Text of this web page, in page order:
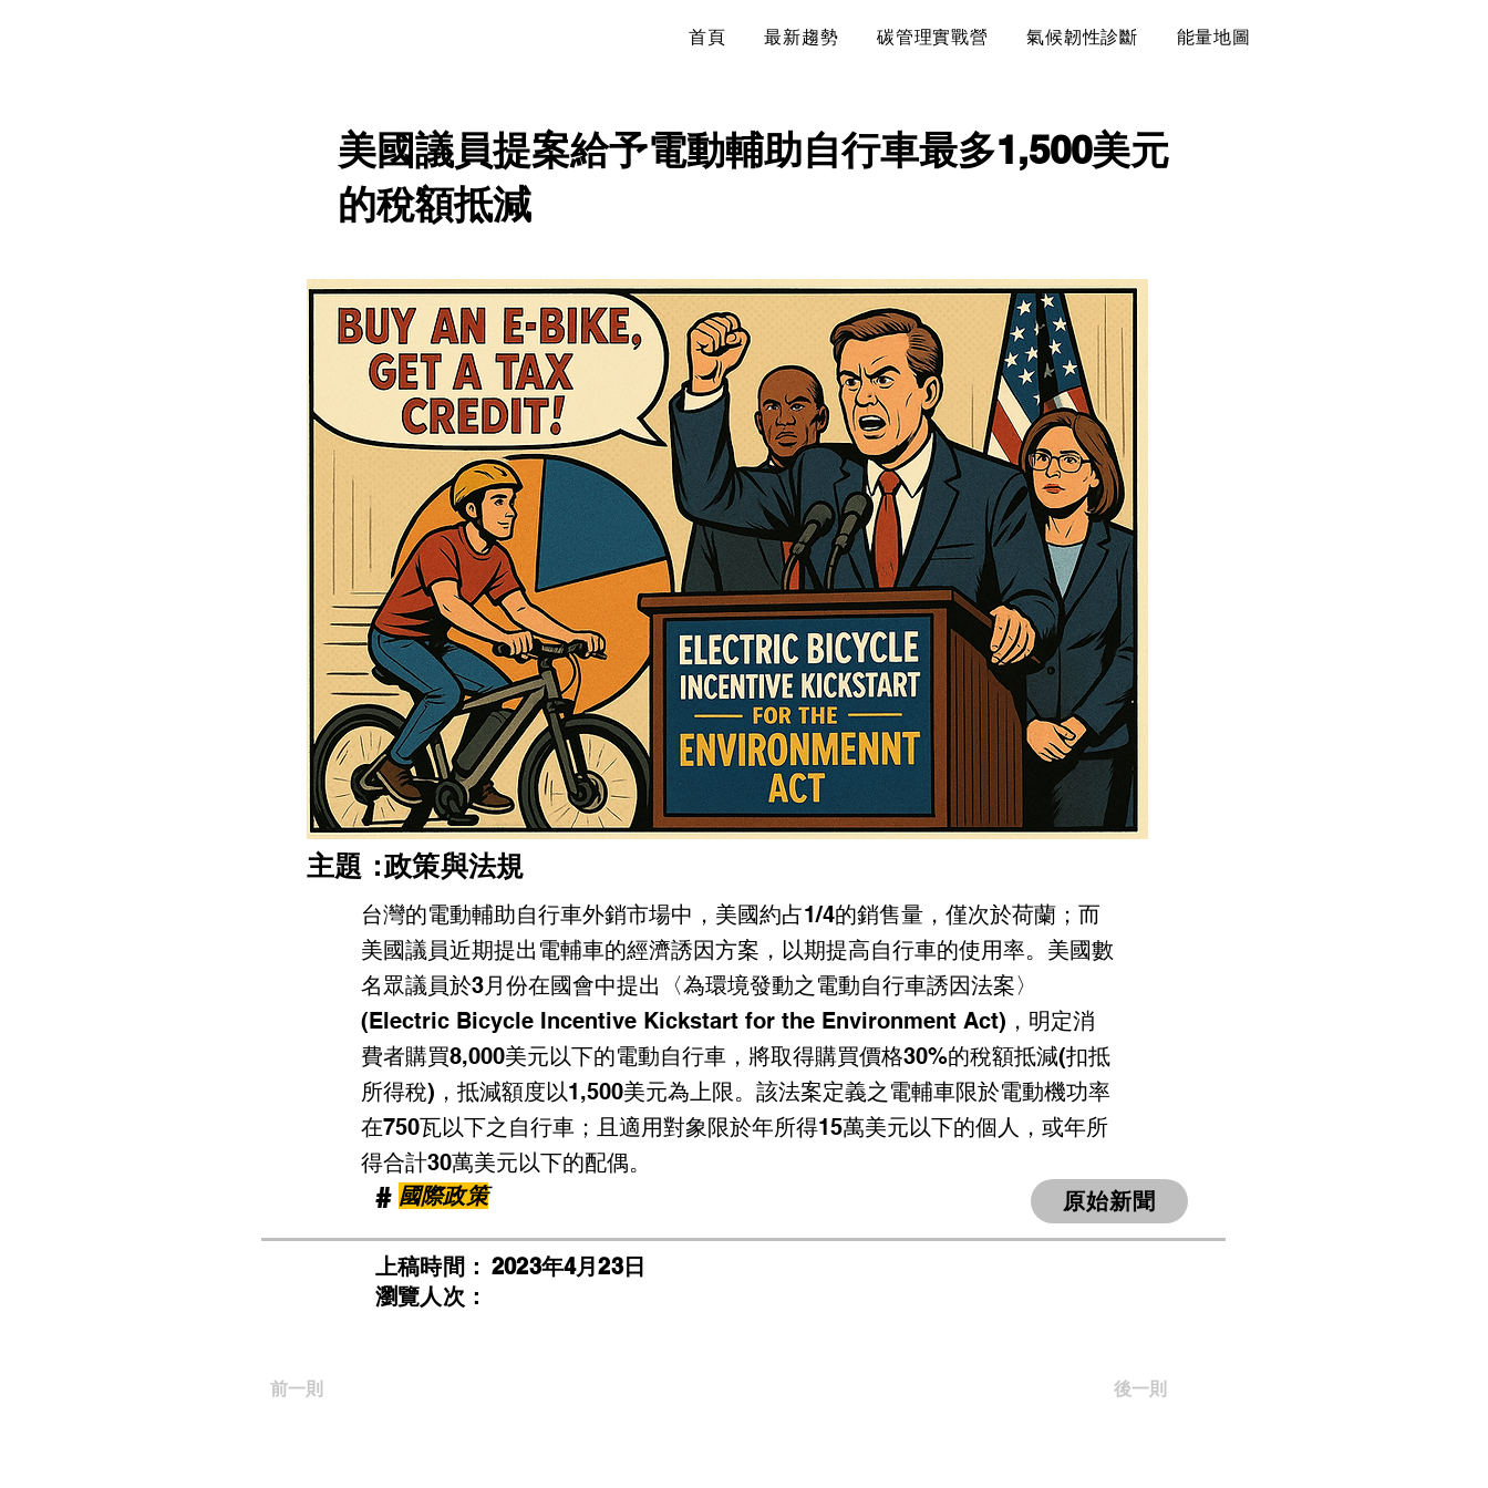
首頁 最新趨勢 碳管理實戰營 氣候韌性診斷 能量地圖
美國議員提案給予電動輔助自行車最多1,500美元
的稅額抵減
​主題：政策與法規
台灣的電動輔助自行車外銷市場中，美國約占1/4的銷售量，僅次於荷蘭；而
美國議員近期提出電輔車的經濟誘因方案，以期提高自行車的使用率。美國數
名眾議員於3月份在國會中提出〈為環境發動之電動自行車誘因法案〉
(Electric Bicycle Incentive Kickstart for the Environment Act)，明定消
費者購買8,000美元以下的電動自行車，將取得購買價格30%的稅額抵減(扣抵
所得稅)，抵減額度以1,500美元為上限。該法案定義之電輔車限於電動機功率
在750瓦以下之自行車；且適用對象限於年所得15萬美元以下的個人，或年所
得合計30萬美元以下的配偶。
​# 國際政策 原始新聞
​上稿時間： 2023年4月23日
​瀏覽人次：
前一則 後一則